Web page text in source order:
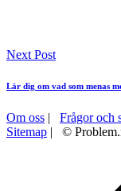
Next Post
Lär dig om vad som menas
Om oss | Frågor och
Sitemap | ©